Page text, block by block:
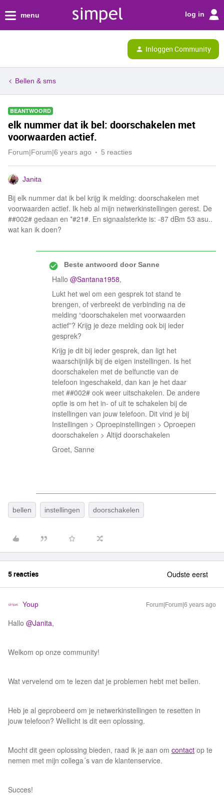
menu log in
Inloggen Community
Bellen & sms
BEANTWOORD
elk nummer dat ik bel: doorschakelen met
voorwaarden actief.
Forum|Forum|6 years ago 5 reacties
Janita
Bij elk nummer dat ik bel krijg ik melding: doorschakelen met
voorwaarden actief. Ik heb al mijn netwerkinstellingen gerest. De
##002# gedaan en *#21#. En signaalsterkte is: -87 dBm 53 asu..
wat kan ik doen?
Beste antwoord doorSanne
Hallo @Santana1958,
Lukt het wel om een gesprek tot stand te
brengen, of verbreekt de verbinding na de
melding “doorschakelen met voorwaarden
actief”? Krijg je deze melding ook bij ieder
gesprek?
Krijg je dit bij ieder gesprek, dan ligt het
waarschijnlijk bij de eigen instellingen. Is het
doorschakelen met de belfunctie van de
telefoon ingeschakeld, dan kan je het daar
met ##002# ook weer uitschakelen. De andere
optie is om het in- of uit te schakelen bij de
instellingen van jouw telefoon. Dit vind je bij
Instellingen > Oproepinstellingen > Oproepen
doorschakelen > Altijd doorschakelen
Groet, Sanne
bellen instellingen doorschakelen
5 reacties Oudste eerst
Youp Forum|Forum|6 years ago
Hallo @Janita,
Welkom op onze community!
Wat vervelend om te lezen dat je problemen hebt met bellen.
Heb je al geprobeerd om je netwerkinstellingen te resetten in
jouw telefoon? Wellicht is dit een oplossing.
Mocht dit geen oplossing bieden, raad ik je aan om contact op te
nemen met mijn collega´s van de klantenservice.
Succes!